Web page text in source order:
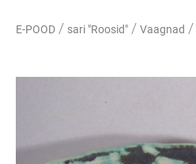
E-POOD / sari "Roosid" / Vaagnad /